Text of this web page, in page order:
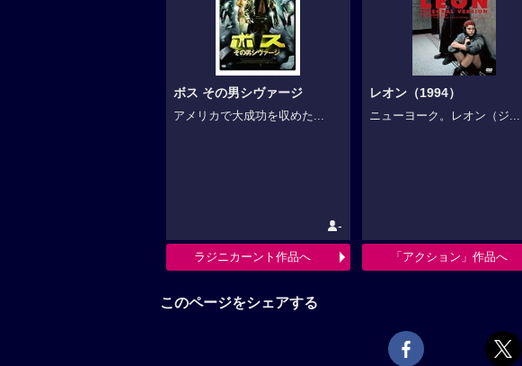
ボス その男シヴァージ
アメリカで大成功を収めた...
-
ラジニカーント作品へ
レオン（1994）
ニューヨーク。レオン（ジ...
「アクション」作品へ
このページをシェアする